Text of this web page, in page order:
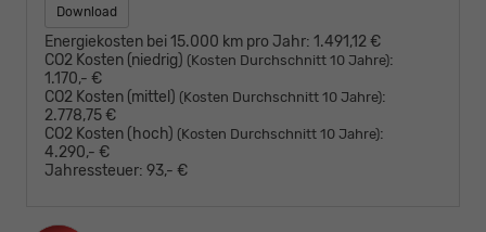
Download
Energiekosten bei 15.000 km pro Jahr: 1.491,12 €
CO2 Kosten (niedrig) (Kosten Durchschnitt 10 Jahre):
1.170,- €
CO2 Kosten (mittel) (Kosten Durchschnitt 10 Jahre):
2.778,75 €
CO2 Kosten (hoch) (Kosten Durchschnitt 10 Jahre):
4.290,- €
Jahressteuer: 93,- €